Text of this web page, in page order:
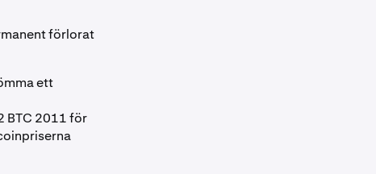
förlorat
ett
BTC 2011 för